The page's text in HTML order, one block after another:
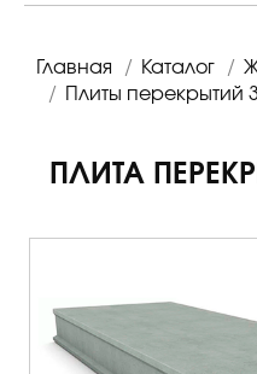
Главная / Каталог /
/
Плиты перекрытий
ПЛИТА